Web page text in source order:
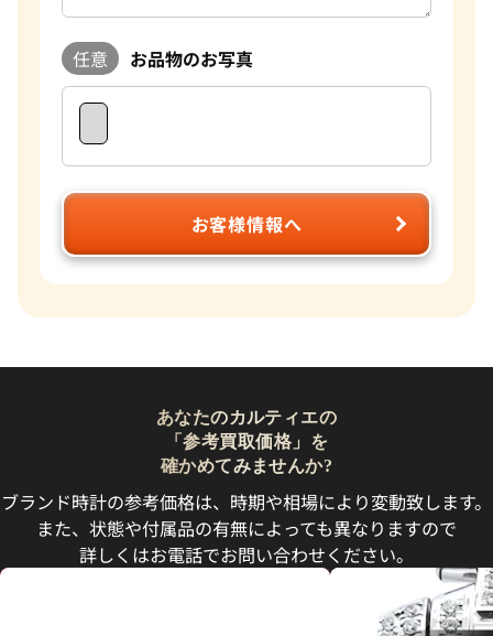
任意 お品物のお写真
お客様情報へ
あなたのカルティエの
「参考買取価格」を
確かめてみませんか?
ブランド時計の参考価格は、時期や相場により変動致します。
また、状態や付属品の有無によっても異なりますので
詳しくはお電話でお問い合わせください。